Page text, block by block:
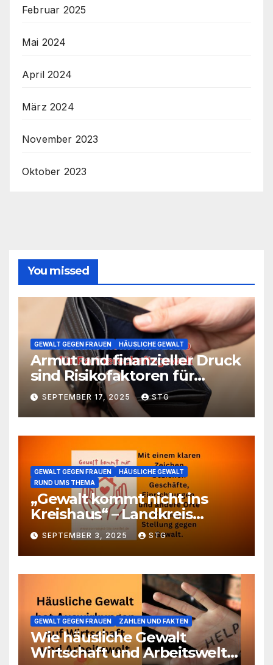
Februar 2025
Mai 2024
April 2024
März 2024
November 2023
Oktober 2023
You missed
GEWALT GEGEN FRAUEN HÄUSLICHE GEWALT
Armut und finanzieller Druck
sind Risikofaktoren für
Partnerschaftsgewalt
gegenüber Frauen
SEPTEMBER 17, 2025 STG
GEWALT GEGEN FRAUEN
HÄUSLICHE GEWALT
RUND UMS THEMA
„Gewalt kommt nicht ins
Kreishaus“ – Landkreis
beteiligt sich an der Aktion
„Safe Space“ gegen
häusliche Gewalt
SEPTEMBER 3, 2025 STG
GEWALT GEGEN FRAUEN ZAHLEN UND FAKTEN
Wie häusliche Gewalt
Wirtschaft und Arbeitswelt